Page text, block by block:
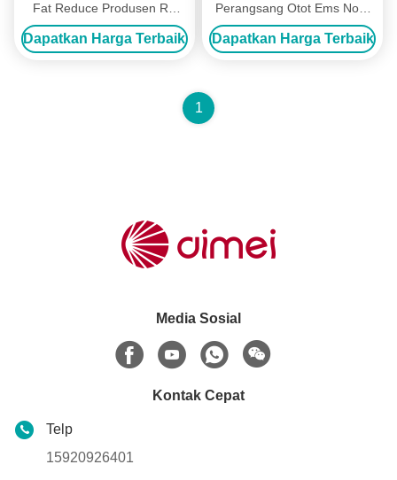
Fat Reduce Produsen RF
Body Sculpt Machine
Dapatkan Harga Terbaik
Perangsang Otot Ems Non-
invasif Lemak Membangun
Mesin Pengurang Selulit
Emslim Ukiran Tubuh Rf
Dapatkan Harga Terbaik
1
Media Sosial
Kontak Cepat
Telp
15920926401